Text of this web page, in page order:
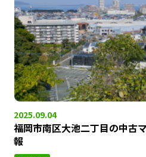
2025.09.04
福岡市南区大池二丁目の中古
報